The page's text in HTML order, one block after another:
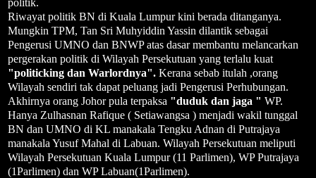
Riwayat politik BN di Kuala Lumpur kini berada ditanganya.
Mungkin TPM, Tan Sri Muhyiddin Yassin dilantik sebagai
Pengerusi UMNO dan BNWP atas dasar membantu melancarkan
pergerakan politik di Wilayah Persekutuan yang terlalu kuat
"politicking dan Warlordnya". Kerana sebab itulah ,orang
Wilayah sendiri tak dapat peluang jadi Pengerusi Perhubungan.
Akhirnya orang Johor pula terpaksa "duduk dan jaga " WP.
Hanya Zulhasnan Rafique ( Setiawangsa ) menjadi wakil tunggal
BN dan UMNO di KL manakala Tengku Adnan di Putrajaya
manakala Yusuf Mahal di Labuan. Wilayah Persekutuan meliputi
Wilayah Persekutuan Kuala Lumpur (11 Parlimen), WP Putrajaya
(1Parlimen) dan WP Labuan(1Parlimen).